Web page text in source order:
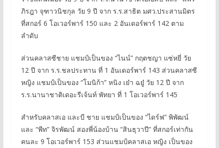
ภิรฎา จุฑาวนิชกุล วัย 9 ปี จาก ร.ร.สาธิต มศว.ประสานมิตร
ที่สกอร์ 6 โอเวอร์พาร์ 150 และ 2 อันเดอร์พาร์ 142 ตาม
ลำดับ
ส่วนคลาสซีชาย แชมป์เป็นของ “ไนน์” กฤตชญา แซ่หยี่ วัย
12 ปี จาก ร.ร.ชลประทาน ที่ 1 อันเดอร์พาร์ 143 ส่วนคลาสซี
หญิง แชมป์เป็นของ “โมนิก้า” หนิง เย๋า ฉยู๋ วัย 12 ปี จาก
ร.ร.นานาชาติเดอะรีเจ้นท์ พัทยา ที่ 1 โอเวอร์พาร์ 145
สำหรับคลาสเอ และบี ชาย แชมป์เป็นของ “ไดร์ฟ” พิพัฒน์
และ “พีท” จิรพัฒน์ สองพี่น้องบ้าน “สินธุวาปี” ที่สกอร์เท่ากัน
คนละ 9 โอเวอร์พาร์ 153 ส่วนแชมป์คลาสเอ หญิง เป็นของ